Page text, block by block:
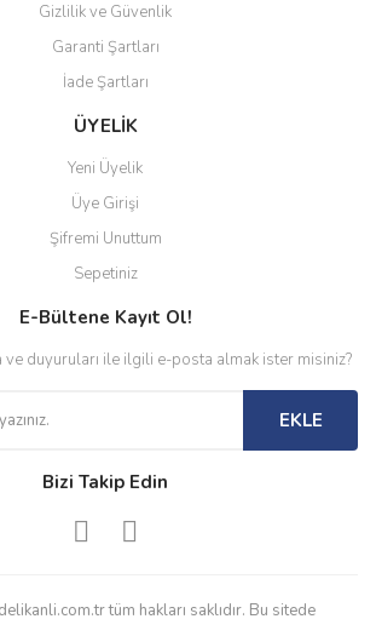
Gizlilik ve Güvenlik
Garanti Şartları
İade Şartları
ÜYELİK
Yeni Üyelik
Üye Girişi
Şifremi Unuttum
Sepetiniz
E-Bültene Kayıt Ol!
ve duyuruları ile ilgili e-posta almak ister misiniz?
EKLE
Bizi Takip Edin
tüm hakları saklıdır. Bu sitede